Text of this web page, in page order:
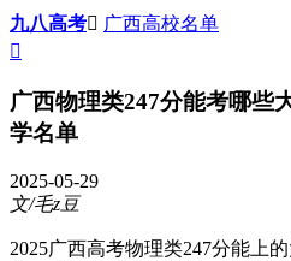
九八高考 广西高校名单

广西物理类247分能考哪些
学名单
2025-05-29
文/毛z豆
2025广西高考物理类247分能上